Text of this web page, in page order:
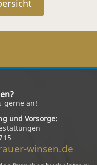
gerne an!
und Vorsorge:
winsen.de